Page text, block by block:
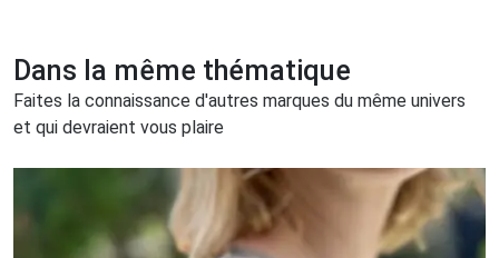
Dans la même thématique
Faites la connaissance d'autres marques du même univers
et qui devraient vous plaire